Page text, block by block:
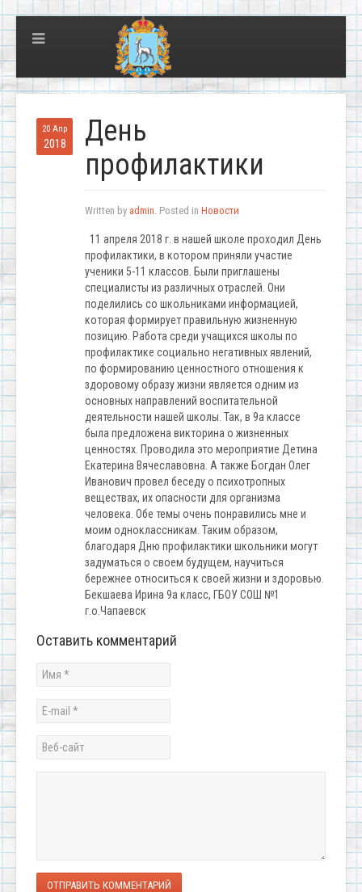
20 Апр
2018
День
профилактики
Written by admin. Posted in Новости
11 апреля 2018 г. в нашей школе проходил День
профилактики, в котором приняли участие
ученики 5-11 классов. Были приглашены
специалисты из различных отраслей. Они
поделились со школьниками информацией,
которая формирует правильную жизненную
позицию. Работа среди учащихся школы по
профилактике социально негативных явлений,
по формированию ценностного отношения к
здоровому образу жизни является одним из
основных направлений воспитательной
деятельности нашей школы. Так, в 9а классе
была предложена викторина о жизненных
ценностях. Проводила это мероприятие Детина
Екатерина Вячеславовна. А также Богдан Олег
Иванович провел беседу о психотропных
веществах, их опасности для организма
человека. Обе темы очень понравились мне и
моим одноклассникам. Таким образом,
благодаря Дню профилактики школьники могут
задуматься о своем будущем, научиться
бережнее относиться к своей жизни и здоровью.
Бекшаева Ирина 9а класс, ГБОУ СОШ №1
г.о.Чапаевск
Оставить комментарий
ОТПРАВИТЬ КОММЕНТАРИЙ